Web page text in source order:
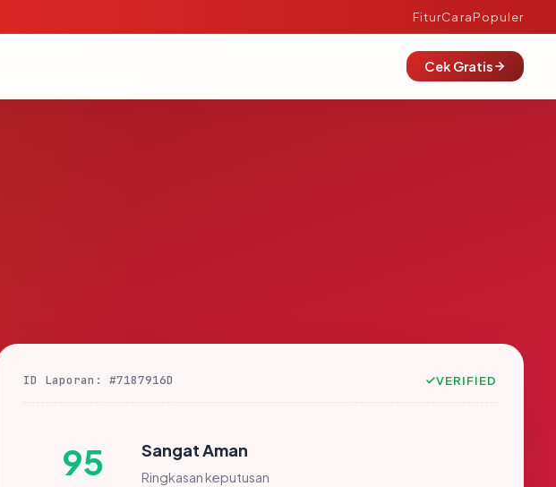
FiturCaraPopuler
Cek Gratis
ID Laporan: #7187916D VERIFIED
95 Sangat Aman
Ringkasan keputusan